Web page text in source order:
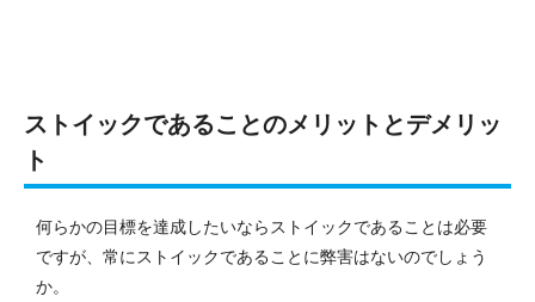
ストイックであることのメリットとデメリッ
ト
何らかの目標を達成したいならストイックであることは必要
ですが、常にストイックであることに弊害はないのでしょう
か。